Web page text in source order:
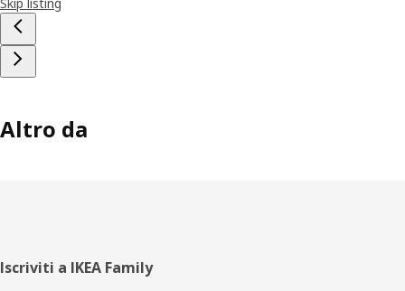
Altro da
Piè
Iscriviti a IKEA Family